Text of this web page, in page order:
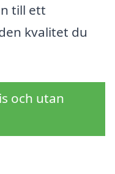
till ett
kvalitet du
och utan